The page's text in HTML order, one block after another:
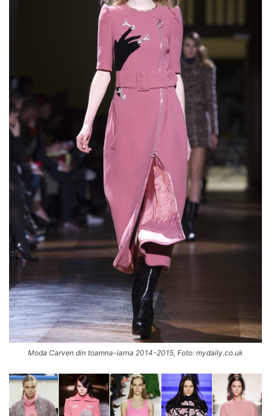
Moda Carven din toamna-iarna 2014-2015, Foto: mydaily.co.uk